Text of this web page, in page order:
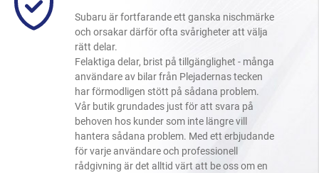
Subaru är fortfarande ett ganska nischmärke
och orsakar därför ofta svårigheter att välja
rätt delar.
Felaktiga delar, brist på tillgänglighet - många
användare av bilar från Plejadernas tecken
har förmodligen stött på sådana problem.
Vår butik grundades just för att svara på
behoven hos kunder som inte längre vill
hantera sådana problem. Med ett erbjudande
för varje användare och professionell
rådgivning är det alltid värt att be oss om en